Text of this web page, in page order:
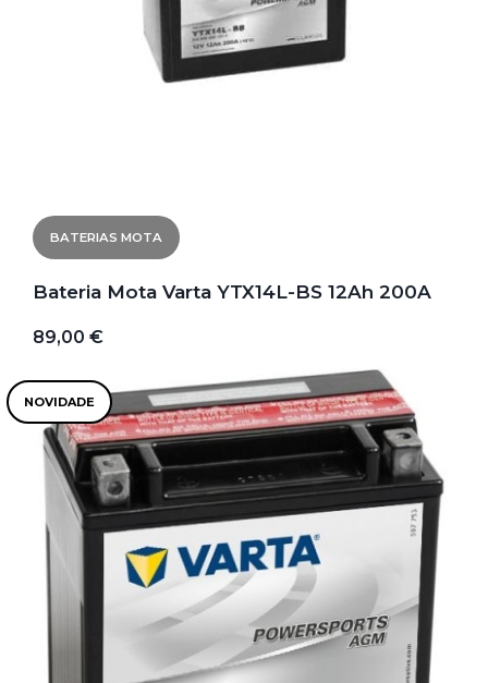
BATERIAS MOTA
Bateria Mota Varta YTX14L-BS 12Ah 200A
89,00 €
NOVIDADE